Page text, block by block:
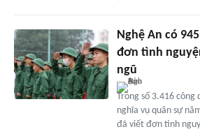
Nghệ An có
đơn tình
ngũ
Trong số 3.416
nghĩa vụ quân sự
đã viết đơn tình